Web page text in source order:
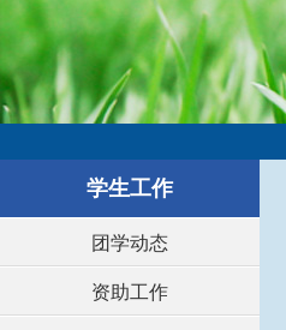
学生工作
团学动态
资助工作